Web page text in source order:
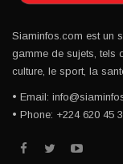
Siaminfos.com est un
gamme de sujets, tels
culture, le sport, la
• Email:
• Phone: +224 620 45